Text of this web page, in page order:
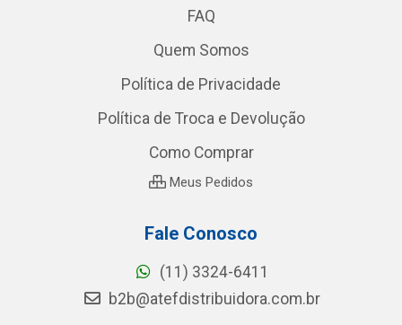
FAQ
Quem Somos
Política de Privacidade
Política de Troca e Devolução
Como Comprar
Meus Pedidos
Fale Conosco
(11) 3324-6411
b2b@atefdistribuidora.com.br